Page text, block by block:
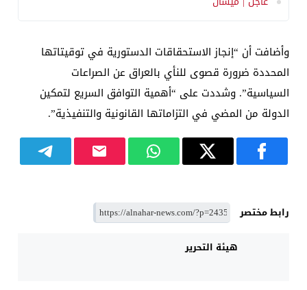
وأضافت أن “إنجاز الاستحقاقات الدستورية في توقيتاتها
المحددة ضرورة قصوى للنأي بالعراق عن الصراعات
السياسية”. وشددت على “أهمية التوافق السريع لتمكين
الدولة من المضي في التزاماتها القانونية والتنفيذية”.
رابط مختصر
هيئة التحرير